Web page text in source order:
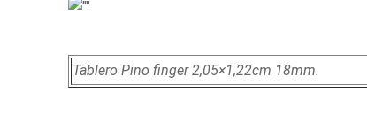
Tablero Pino finger 2,05×1,22cm 18mm.